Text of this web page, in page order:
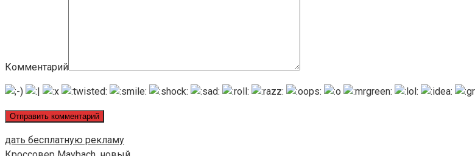
Комментарий
дать бесплатную рекламу